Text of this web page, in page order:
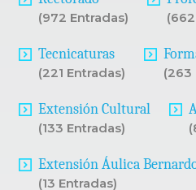
(972 Entradas)
Tecnicaturas
(221 Entradas) (263
Extensión Cultural
(133 Entradas)
Extensión Áulica
(13 Entradas)